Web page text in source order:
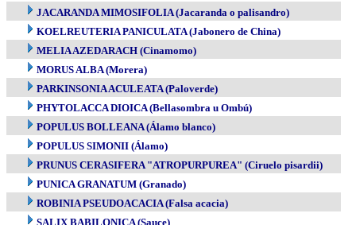
JACARANDA MIMOSIFOLIA (Jacaranda o palisandro)
KOELREUTERIA PANICULATA (Jabonero de China)
MELIA AZEDARACH (Cinamomo)
MORUS ALBA (Morera)
PARKINSONIA ACULEATA (Paloverde)
PHYTOLACCA DIOICA (Bellasombra u Ombú)
POPULUS BOLLEANA (Álamo blanco)
POPULUS SIMONII (Álamo)
PRUNUS CERASIFERA "ATROPURPUREA" (Ciruelo pisardii)
PUNICA GRANATUM (Granado)
ROBINIA PSEUDOACACIA (Falsa acacia)
SALIX BABILONICA (Sauce)